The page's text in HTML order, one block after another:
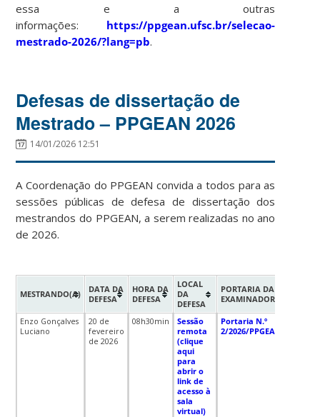
essa e a outras
informações: https://ppgean.ufsc.br/selecao-
mestrado-2026/?lang=pb.
Defesas de dissertação de
Mestrado – PPGEAN 2026
14/01/2026 12:51
A Coordenação do PPGEAN convida a todos para as
sessões públicas de defesa de dissertação dos
mestrandos do PPGEAN, a serem realizadas no ano
de 2026.
MESTRANDO(A)
DATA DA
DEFESA
HORA DA
DEFESA
LOCAL
DA
DEFESA
PORTARIA DA BANCA
EXAMINADORA
Enzo Gonçalves
Luciano
20 de
fevereiro
de 2026
08h30min
Sessão
remota
(clique
aqui
para
abrir o
link de
acesso à
sala
virtual)
Portaria N.º
2/2026/PPGEAN/CCR/